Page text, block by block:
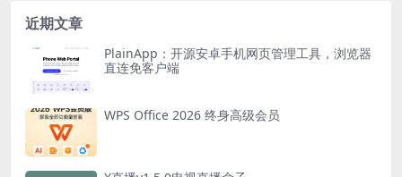
近期文章
PlainApp：开源安卓手机网页管理工具，浏览器
直连免客户端
WPS Office 2026 终身高级会员